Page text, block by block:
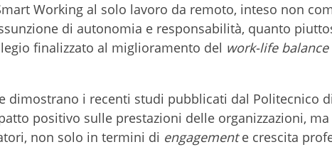
Working al solo lavoro da remoto, inteso non
di autonomia e responsabilità, quanto
finalizzato al miglioramento del work-life balance
dimostrano i recenti studi pubblicati dal Politecnico
positivo sulle prestazioni delle organizzazioni,
non solo in termini di engagemente crescita